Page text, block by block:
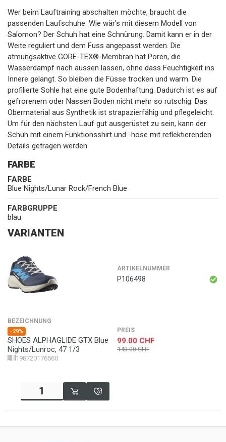
Wer beim Lauftraining abschalten möchte, braucht die
passenden Laufschuhe: Wie wär's mit diesem Modell von
Salomon? Der Schuh hat eine Schnürung. Damit kann er in der
Weite reguliert und dem Fuss angepasst werden. Die
atmungsaktive GORE-TEX®-Membran hat Poren, die
Wasserdampf nach aussen lassen, ohne dass Feuchtigkeit ins
Innere gelangt. So bleiben die Füsse trocken und warm. Die
profilierte Sohle hat eine gute Bodenhaftung. Dadurch ist es auf
gefrorenem oder Nassen Boden nicht mehr so rutschig. Das
Obermaterial aus Synthetik ist strapazierfähig und pflegeleicht.
Um für den nächsten Lauf gut ausgerüstet zu sein, kann der
Schuh mit einem Funktionsshirt und -hose mit reflektierenden
Details getragen werden
FARBE
FARBE
Blue Nights/Lunar Rock/French Blue
FARBGRUPPE
blau
VARIANTEN
ARTIKELNUMMER
P106498
BEZEICHNUNG
-29%
SHOES ALPHAGLIDE GTX Blue
Nights/Lunroc, 47 1/3
198720176560
PREIS
99.00 CHF
140.00 CHF